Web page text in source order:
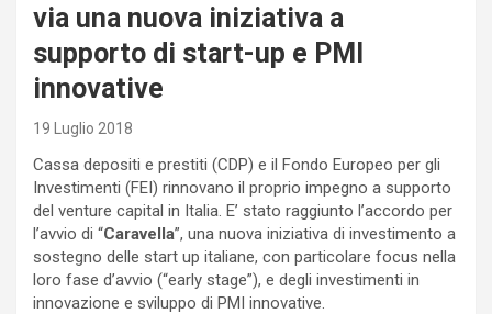
via una nuova iniziativa a
supporto di start-up e PMI
innovative
19 Luglio 2018
Cassa depositi e prestiti (CDP) e il Fondo Europeo per gli
Investimenti (FEI) rinnovano il proprio impegno a supporto
del venture capital in Italia. E’ stato raggiunto l’accordo per
l’avvio di “Caravella”, una nuova iniziativa di investimento a
sostegno delle start up italiane, con particolare focus nella
loro fase d’avvio (“early stage”), e degli investimenti in
innovazione e sviluppo di PMI innovative.